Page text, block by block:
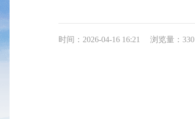
时间：2026-04-16 16:21 浏览量：330